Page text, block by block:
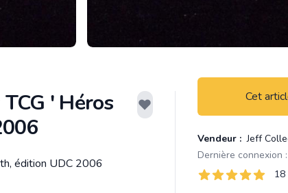
' Héros
Cet
Vendeur : Jeff
Évaluations
18 sur 5 étoiles
édition UDC 2006